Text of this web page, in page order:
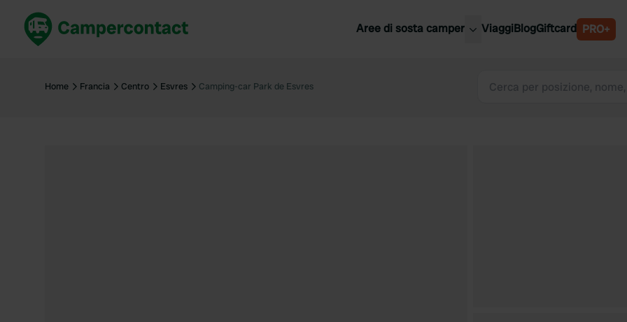
Aree di sosta camper
Italia
Italia
Slovenia
ViaggiBlogGiftcard PRO+
Home Francia Centro Esvres Camping-car Park de Esvres